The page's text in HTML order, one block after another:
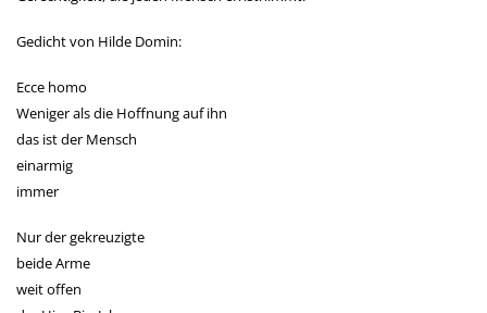
Gedicht von Hilde Domin:
Ecce homo
Weniger als die Hoffnung auf ihn
das ist der Mensch
einarmig
immer
Nur der gekreuzigte
beide Arme
weit offen